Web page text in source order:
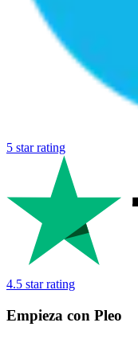
5 star rating
4.5 star rating
Empieza con Pleo